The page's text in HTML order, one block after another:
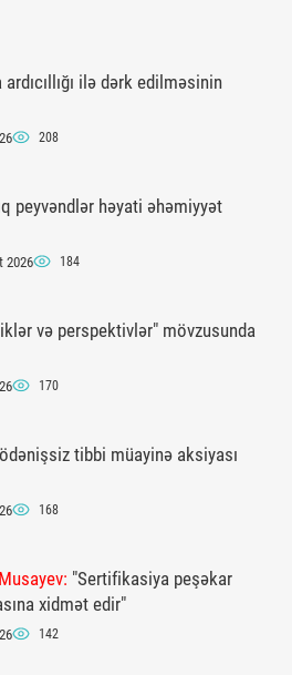
ilə dərk edilməsinin
208
peyvəndlər həyati əhəmiyyət
2026 184
və perspektivlər" mövzusunda
170
tibbi müayinə aksiyası
168
"Sertifikasiya peşəkar
xidmət edir"
142